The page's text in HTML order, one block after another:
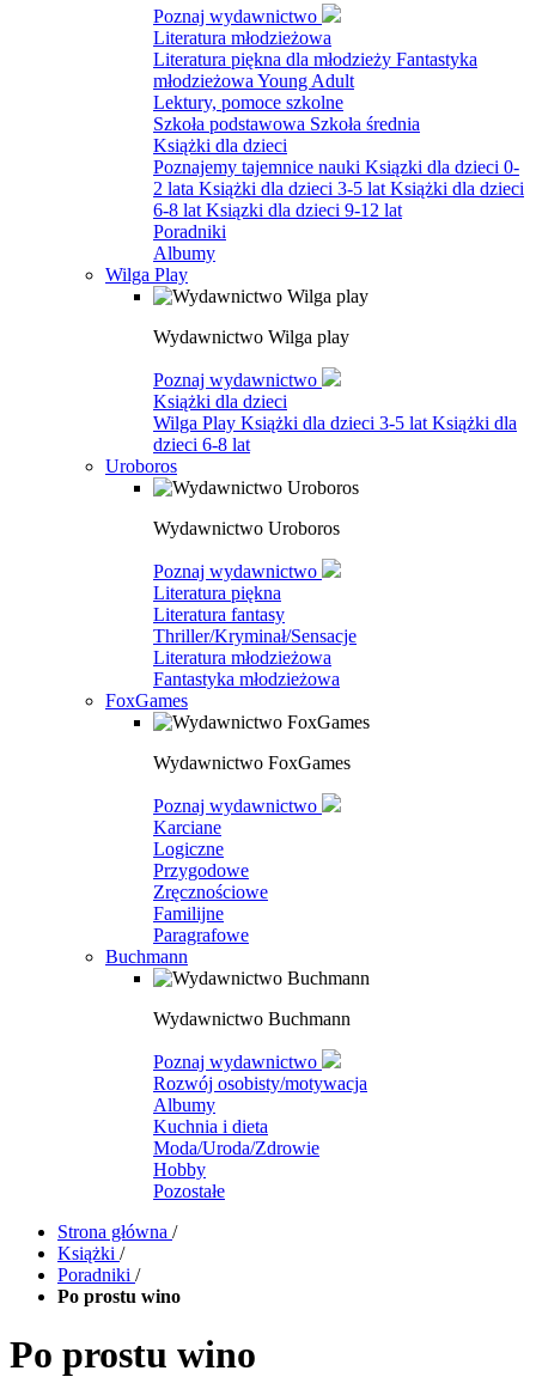
Poznaj wydawnictwo
Literatura młodzieżowa
Literatura piękna dla młodzieży Fantastyka
młodzieżowa Young Adult
Lektury, pomoce szkolne
Szkoła podstawowa Szkoła średnia
Książki dla dzieci
Poznajemy tajemnice nauki Ksiązki dla dzieci 0-
2 lata Książki dla dzieci 3-5 lat Książki dla dzieci
6-8 lat Ksiązki dla dzieci 9-12 lat
Poradniki
Albumy
Wilga Play
Wydawnictwo Wilga play
Poznaj wydawnictwo
Książki dla dzieci
Wilga Play Książki dla dzieci 3-5 lat Książki dla
dzieci 6-8 lat
Uroboros
Wydawnictwo Uroboros
Poznaj wydawnictwo
Literatura piękna
Literatura fantasy
Thriller/Kryminał/Sensacje
Literatura młodzieżowa
Fantastyka młodzieżowa
FoxGames
Wydawnictwo FoxGames
Poznaj wydawnictwo
Karciane
Logiczne
Przygodowe
Zręcznościowe
Familijne
Paragrafowe
Buchmann
Wydawnictwo Buchmann
Poznaj wydawnictwo
Rozwój osobisty/motywacja
Albumy
Kuchnia i dieta
Moda/Uroda/Zdrowie
Hobby
Pozostałe
Strona główna /
Książki /
Poradniki /
Po prostu wino
Po prostu wino